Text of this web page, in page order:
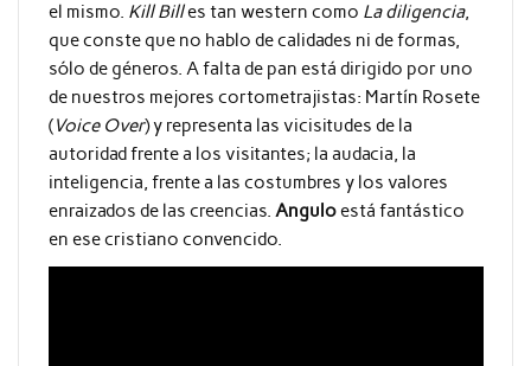
el mismo. Kill Billes tan western como La diligencia,
que conste que no hablo de calidades ni de formas,
sólo de géneros. A falta de pan está dirigido por uno
de nuestros mejores cortometrajistas: Martín Rosete
(Voice Over) y representa las vicisitudes de la
autoridad frente a los visitantes; la audacia, la
inteligencia, frente a las costumbres y los valores
enraizados de las creencias. Anguloestá fantástico
en ese cristiano convencido.